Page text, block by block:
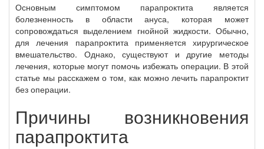
Основным симптомом парапроктита является
болезненность в области ануса, которая может
сопровождаться выделением гнойной жидкости. Обычно,
для лечения парапроктита применяется хирургическое
вмешательство. Однако, существуют и другие методы
лечения, которые могут помочь избежать операции. В этой
статье мы расскажем о том, как можно лечить парапроктит
без операции.
Причины возникновения
парапроктита